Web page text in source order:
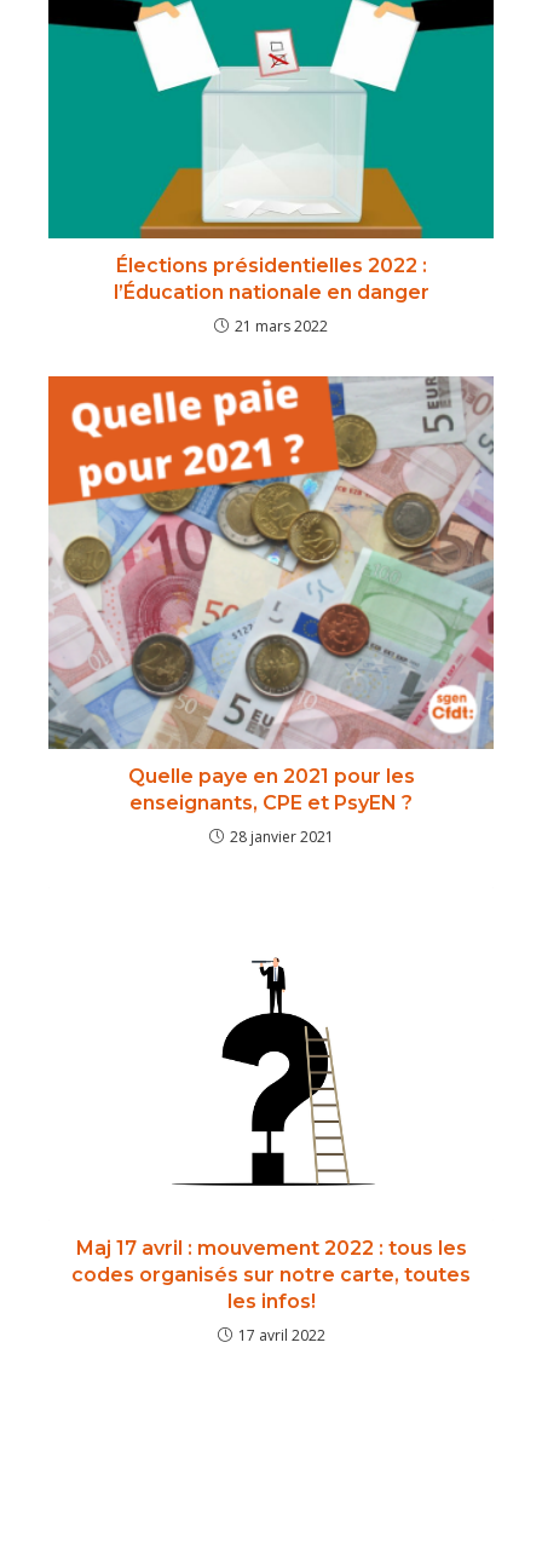
Élections présidentielles 2022 :
l’Éducation nationale en danger
21 mars 2022
Quelle paye en 2021 pour les
enseignants, CPE et PsyEN ?
28 janvier 2021
Maj 17 avril : mouvement 2022 : tous les
codes organisés sur notre carte, toutes
les infos!
17 avril 2022